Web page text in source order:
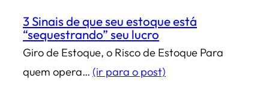
3 Sinais de que seu estoque está
“sequestrando” seu lucro
Giro de Estoque, o Risco de Estoque Para
quem opera… (ir para o post)